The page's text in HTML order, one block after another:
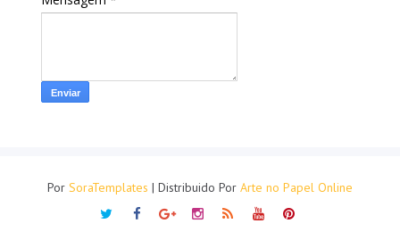
Por SoraTemplates | Distribuido Por Arte no Papel Online